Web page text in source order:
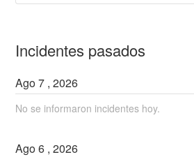
Incidentes pasados
Ago7 ,2026
No se informaron incidentes hoy.
Ago6 ,2026